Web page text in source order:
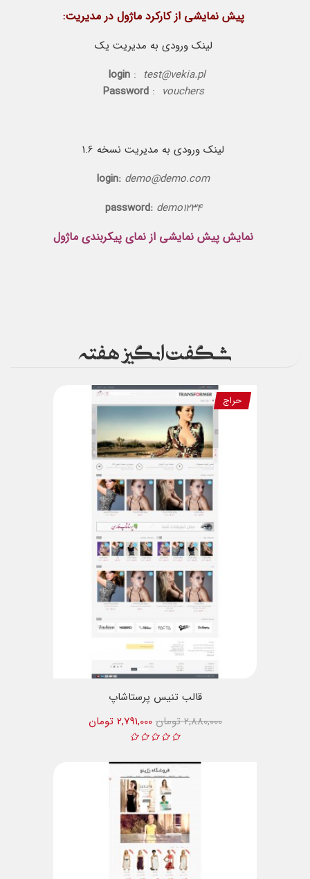
پیش نمایشی از کارکرد ماژول در مدیریت:
لینک ورودی به مدیریت یک
login : test@vekia.pl
Password : vouchers
لینک ورودی به مدیریت نسخه 1.6
login: demo@demo.com
password: demo1234
نمایش پیش نمایشی از نمای پیکربندی ماژول
شگفت انگیز هفته
حراج
قالب تنیس پرستاشاپ
2,791,000 تومان
2,880,000 تومان